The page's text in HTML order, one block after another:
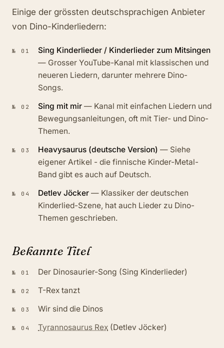
Einige der grössten deutschsprachigen Anbieter
von Dino-Kinderliedern:
№ 01
Sing Kinderlieder / Kinderlieder zum Mitsingen
— Grosser YouTube-Kanal mit klassischen und
neueren Liedern, darunter mehrere Dino-
Songs.
№ 02 Sing mit mir — Kanal mit einfachen Liedern und
Bewegungsanleitungen, oft mit Tier- und Dino-
Themen.
№ 03 Heavysaurus (deutsche Version) — Siehe
eigener Artikel - die finnische Kinder-Metal-
Band gibt es auch auf Deutsch.
№ 04 Detlev Jöcker — Klassiker der deutschen
Kinderlied-Szene, hat auch Lieder zu Dino-
Themen geschrieben.
Bekannte Titel
№ 01 Der Dinosaurier-Song (Sing Kinderlieder)
№ 02 T-Rex tanzt
№ 03 Wir sind die Dinos
№ 04 Tyrannosaurus Rex (Detlev Jöcker)